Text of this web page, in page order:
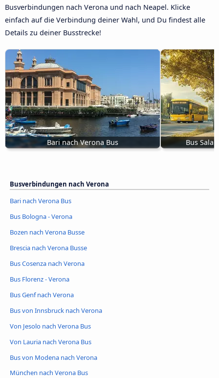
Busverbindungen nach Verona und nach Neapel. Klicke
einfach auf die Verbindung deiner Wahl, und Du findest alle
Details zu deiner Busstrecke!
Bari nach Verona Bus Bus Sala
Busverbindungen nach Verona
Bari nach Verona Bus
Bus Bologna - Verona
Bozen nach Verona Busse
Brescia nach Verona Busse
Bus Cosenza nach Verona
Bus Florenz - Verona
Bus Genf nach Verona
Bus von Innsbruck nach Verona
Von Jesolo nach Verona Bus
Von Lauria nach Verona Bus
Bus von Modena nach Verona
München nach Verona Bus